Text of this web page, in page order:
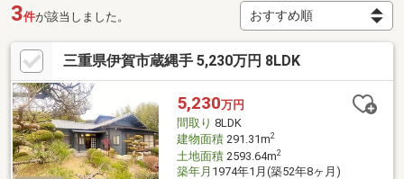
3件が該当しました。
三重県伊賀市蔵縄手 5,230万円 8LDK
5,230万円
間取り 8LDK
建物面積291.31m2
土地面積2593.64m2
築年月 1974年1月(築52年8ヶ月)